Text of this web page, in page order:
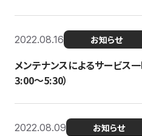
2022.08.16 お知らせ
メンテナンスによるサービス
3:00〜5:30）
2022.08.09 お知らせ